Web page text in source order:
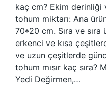
kaç cm? Ekim
tohum miktarı: Ana
70*20 cm. Sıra ve sıra
erkenci ve kısa
ve uzun çeşitlerde
tohum mısır kaç sıra?
Yedi Değirmen,…